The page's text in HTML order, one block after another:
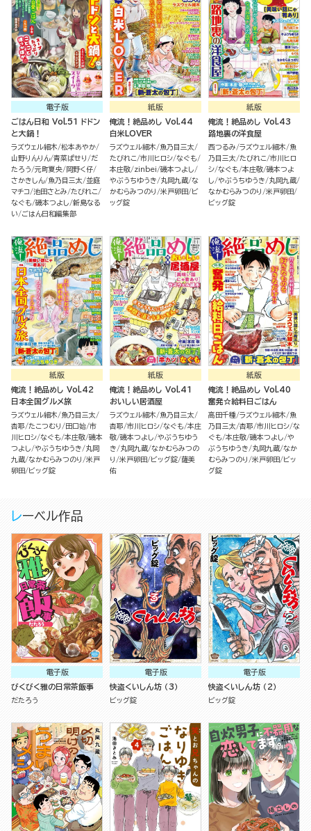
電子版
ごはん日和 Vol.51 ドドン
と大鍋！
ラズウェル細木 松本あやか
山野りんりん 青菜ぱせり
だ
たろう 元町夏央 岡野く仔
さかきしん 魚乃目三太
並庭
マチコ 池田さとみ たびれこ
なぐも 磯本つよし 新島なる
い
ごはん日和編集部
紙版
俺流！絶品めし Vol.44
白米LOVER
ラズウェル細木
魚乃目三太
たびれこ 市川ヒロシ なぐも
本庄敬 zinbei 磯本つよし
やぶうちゆうき
丸岡九蔵 な
かむらみつのり
米戸卵田
ビ
ッグ錠
紙版
俺流！絶品めし Vol.43
路地裏の洋食屋
西つるみ ラズウェル細木
魚
乃目三太 たびれこ 市川ヒロ
シ なぐも 本庄敬 磯本つよ
し やぶうちゆうき
丸岡九蔵
なかむらみつのり
米戸卵田
ビッグ錠
紙版
俺流！絶品めし Vol.42
日本全国グルメ旅
ラズウェル細木
魚乃目三太
杏耶 たこつむり 田口始 市
川ヒロシ なぐも 本庄敬 磯本
つよし やぶうちゆうき
丸岡
九蔵 なかむらみつのり
米戸
卵田
ビッグ錠
紙版
俺流！絶品めし Vol.41
おいしい居酒屋
ラズウェル細木
魚乃目三太
杏耶 市川ヒロシ なぐも 本庄
敬 磯本つよし やぶうちゆう
き
丸岡九蔵 なかむらみつの
り
米戸卵田 ビッグ錠 薩美
佑
紙版
俺流！絶品めし Vol.40
奮発☆給料日ごはん
高田千種 ラズウェル細木
魚
乃目三太 杏耶 市川ヒロシ な
ぐも 本庄敬 磯本つよし や
ぶうちゆうき
丸岡九蔵 なか
むらみつのり
米戸卵田
ビッ
グ錠
レーベル作品
電子版
びくびく雅の日常茶飯事
だたろう
電子版
快盗くいしん坊 （3）
ビッグ錠
電子版
快盗くいしん坊 （2）
ビッグ錠